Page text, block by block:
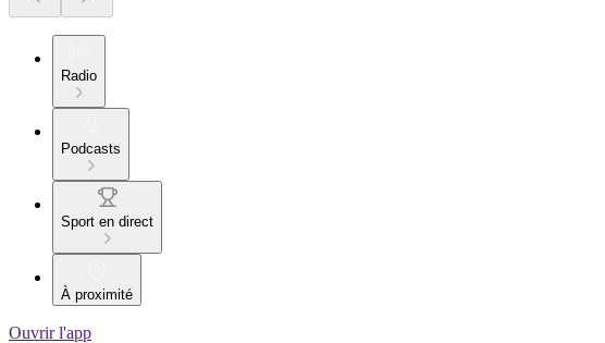
Radio
Podcasts
Sport en direct
À proximité
Ouvrir l'app